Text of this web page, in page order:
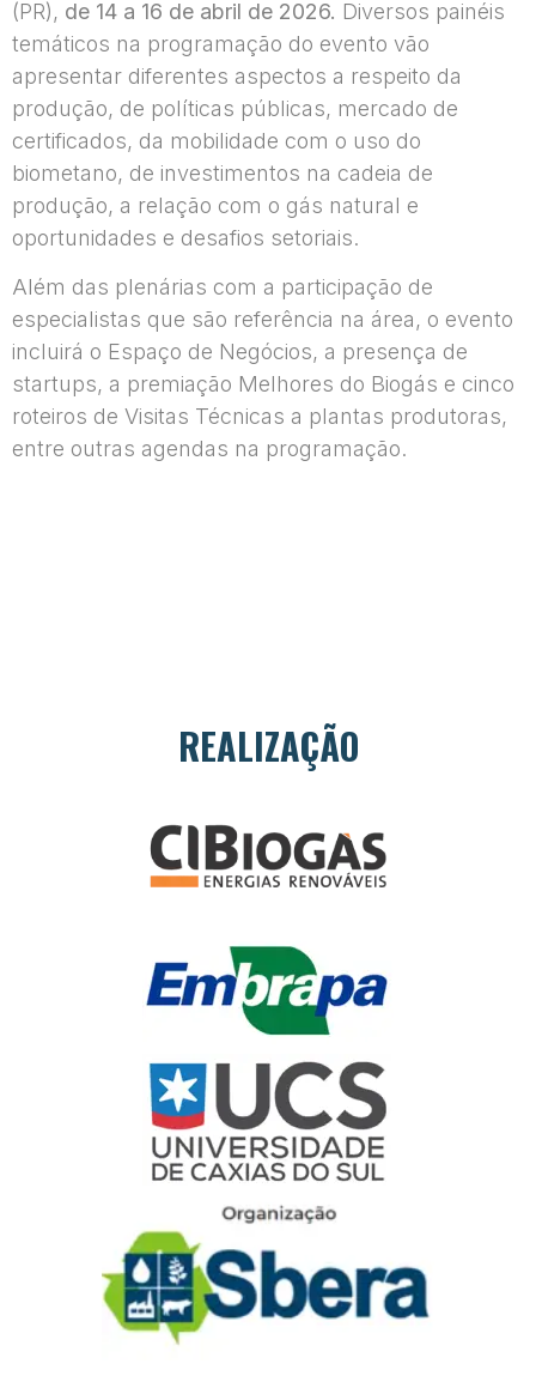
(PR), de 14 a 16 de abril de 2026. Diversos painéis
temáticos na programação do evento vão
apresentar diferentes aspectos a respeito da
produção, de políticas públicas, mercado de
certificados, da mobilidade com o uso do
biometano, de investimentos na cadeia de
produção, a relação com o gás natural e
oportunidades e desafios setoriais.
Além das plenárias com a participação de
especialistas que são referência na área, o evento
incluirá o Espaço de Negócios, a presença de
startups, a premiação Melhores do Biogás e cinco
roteiros de Visitas Técnicas a plantas produtoras,
entre outras agendas na programação.
REALIZAÇÃO